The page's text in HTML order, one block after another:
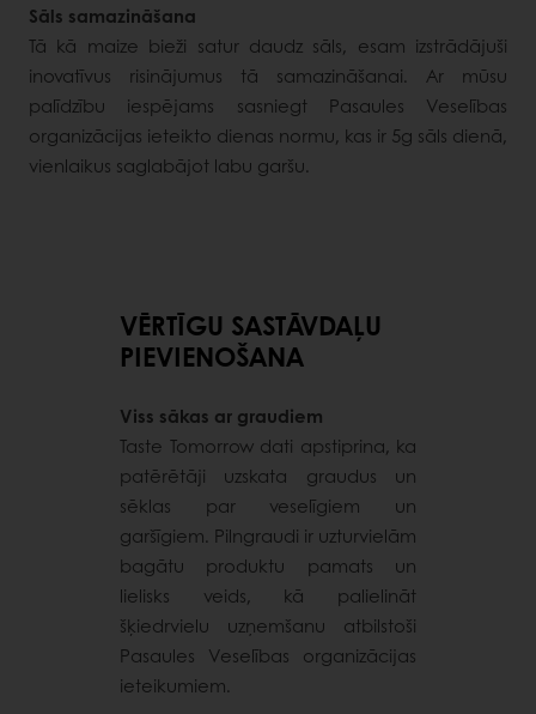
Sāls samazināšana
Tā kā maize bieži satur daudz sāls, esam izstrādājuši
inovatīvus risinājumus tā samazināšanai. Ar mūsu
palīdzību iespējams sasniegt Pasaules Veselības
organizācijas ieteikto dienas normu, kas ir 5g sāls dienā,
vienlaikus saglabājot labu garšu.
VĒRTĪGU SASTĀVDAĻU
PIEVIENOŠANA
Viss sākas ar graudiem
Taste Tomorrow dati apstiprina, ka
patērētāji uzskata graudus un
sēklas par veselīgiem un
garšīgiem. Pilngraudi ir uzturvielām
bagātu produktu pamats un
lielisks veids, kā palielināt
šķiedrvielu uzņemšanu atbilstoši
Pasaules Veselības organizācijas
ieteikumiem.